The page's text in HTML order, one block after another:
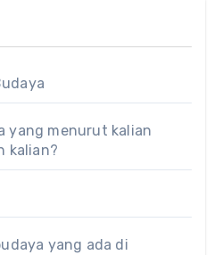
yang menurut kalian
kalian?
yang ada di